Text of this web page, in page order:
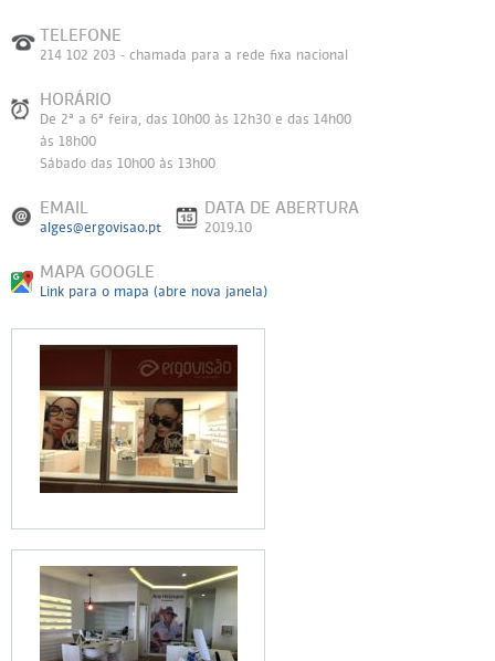
TELEFONE
214 102 203 - chamada para a rede fixa nacional
HORÁRIO
De 2ª a 6ª feira, das 10h00 às 12h30 e das 14h00
às 18h00
Sábado das 10h00 às 13h00
EMAIL
alges@ergovisao.pt
DATA DE ABERTURA
2019.10
MAPA GOOGLE
Link para o mapa (abre nova janela)